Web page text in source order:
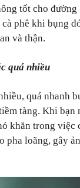
tốt cho đường
phê khi bụng
và thận.
quá nhiều
quá nhanh
tàng. Khi
khăn trong
pha loãng, gây